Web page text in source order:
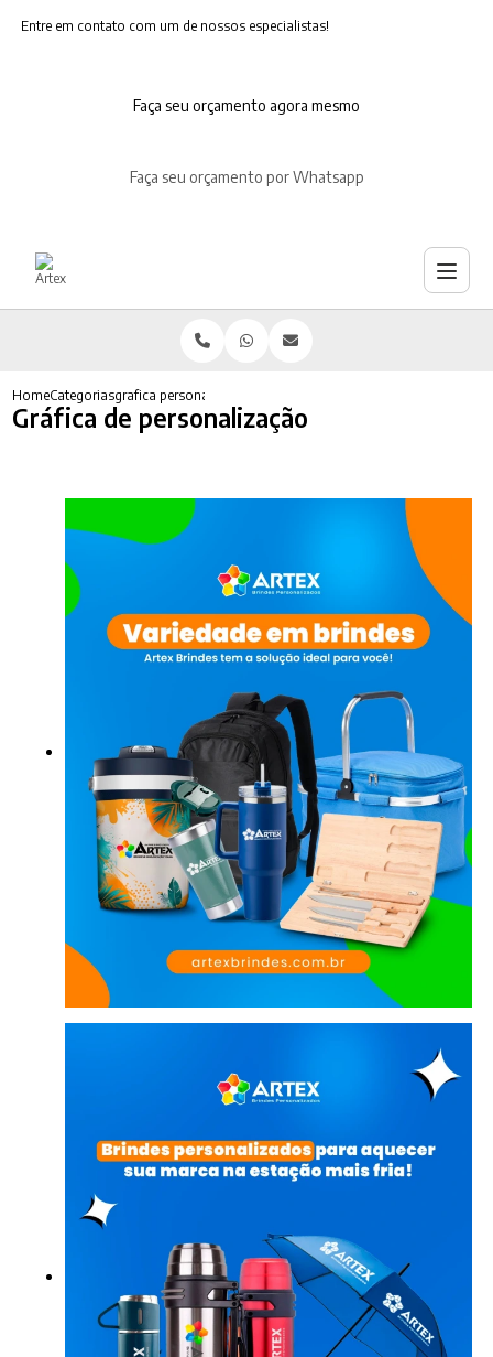
Entre em contato com um de nossos especialistas!
Faça seu orçamento agora mesmo
Faça seu orçamento por Whatsapp
HomeCategoriasgrafica personalizacao
Gráfica de personalização